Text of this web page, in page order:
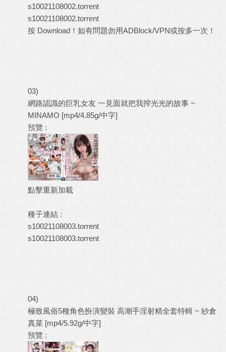
s10021108002.torrent
s10021108002.torrent
按 Download！如有問題勿用ADBlock/VPN或按多一次！
03)
網路認識的巨乳女友 一見面就把我搾光光的故事 ~
MINAMO [mp4/4.85g/中字]
預覽 :
點擊重新加載
種子連結 :
s10021108003.torrent
s10021108003.torrent
04)
極致風俗5種角色扮演變裝 高潮手淫射精全套特輯 ~ 紗倉
真菜 [mp4/5.92g/中字]
預覽 :